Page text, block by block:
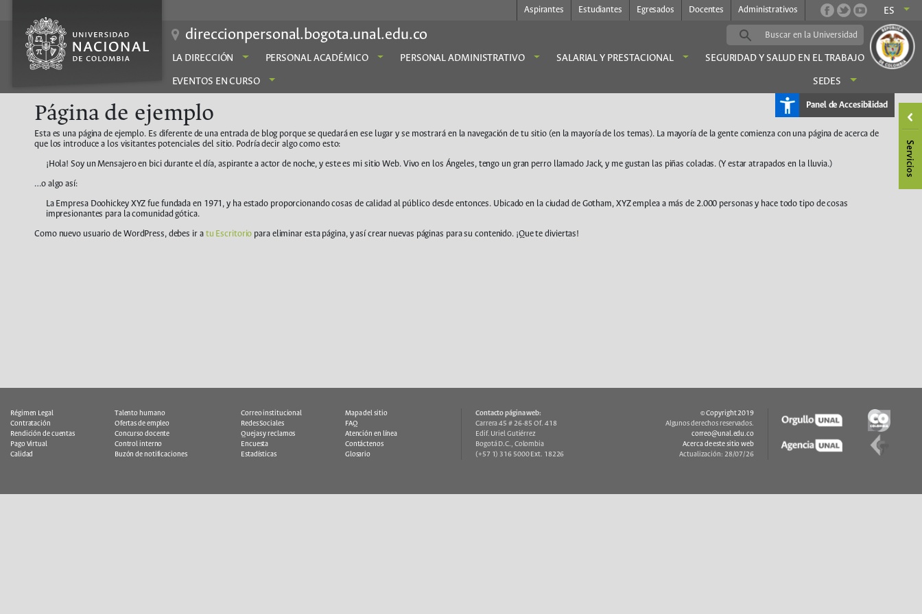
contenido
Aspirantes Estudiantes Egresados Docentes Administrativos ES
direccionpersonal.bogota.unal.edu.co
LA DIRECCIÓN PERSONAL ACADÉMICO PERSONAL ADMINISTRATIVO SALARIAL Y PRESTACIONAL SEGURIDAD Y SALUD EN EL TRABAJO
EVENTOS EN CURSO SEDES
Panel de Accesibilidad
Página de ejemplo
Esta es una página de ejemplo. Es diferente de una entrada de blog porque se quedará en ese lugar y se mostrará en la navegación de tu sitio (en la mayoría de los temas). La mayoría de la gente comienza con una página de acerca de
que los introduce a los visitantes potenciales del sitio. Podría decir algo como esto:
¡Hola! Soy un Mensajero en bici durante el día, aspirante a actor de noche, y este es mi sitio Web. Vivo en los Ángeles, tengo un gran perro llamado Jack, y me gustan las piñas coladas. (Y estar atrapados en la lluvia.)
…o algo así:
La Empresa Doohickey XYZ fue fundada en 1971, y ha estado proporcionando cosas de calidad al público desde entonces. Ubicado en la ciudad de Gotham, XYZ emplea a más de 2.000 personas y hace todo tipo de cosas
impresionantes para la comunidad gótica.
Como nuevo usuario de WordPress, debes ir a tu Escritorio para eliminar esta página, y así crear nuevas páginas para su contenido. ¡Que te diviertas!
Régimen Legal
Talento humano
Contratación
Ofertas de empleo
Rendición de cuentas
Concurso docente
Pago Virtual
Control interno
Calidad
Buzón de notificaciones
Correo institucional
Mapa del sitio
Redes Sociales
FAQ
Quejas y reclamos
Atención en línea
Encuesta
Contáctenos
Estadísticas
Glosario
Contacto página web:
Carrera 45 # 26-85 Of. 418
Edif. Uriel Gutiérrez
Bogotá D.C., Colombia
(+57 1) 316 5000 Ext. 18226
© Copyright 2019
Algunos derechos reservados.
correo@unal.edu.co
Acerca de este sitio web
Actualización: 28/07/26